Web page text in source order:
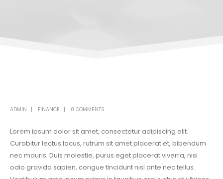
ADMIN FINANCE 0 COMMENTS
Lorem ipsum dolor sit amet, consectetur adipiscing elit.
Curabitur lectus lacus, rutrum sit amet placerat et, bibendum
nec mauris. Duis molestie, purus eget placerat viverra, nisi
odio gravida sapien, congue tincidunt nisl ante nec tellus.